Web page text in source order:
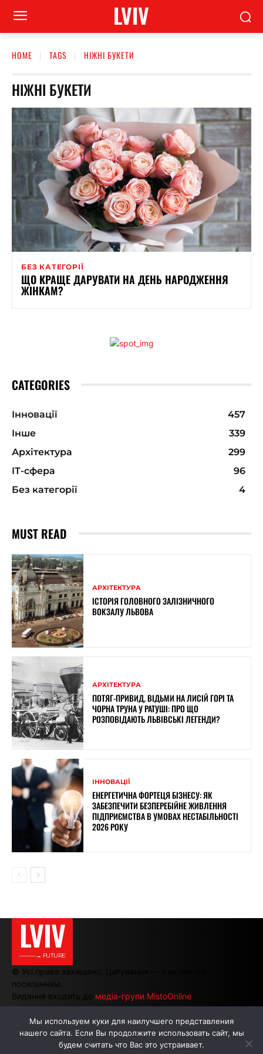
LVIV
HOME TAGS НІЖНІ БУКЕТИ
НІЖНІ БУКЕТИ
БЕЗ КАТЕГОРІЇ
ЩО КРАЩЕ ДАРУВАТИ НА ДЕНЬ НАРОДЖЕННЯ
ЖІНКАМ?
CATEGORIES
Інновації
457
Інше
339
Архітектура
299
ІТ-сфера
96
Без категорії
4
MUST READ
АРХІТЕКТУРА
ІСТОРІЯ ГОЛОВНОГО ЗАЛІЗНИЧНОГО
ВОКЗАЛУ ЛЬВОВА
АРХІТЕКТУРА
ПОТЯГ-ПРИВИД, ВІДЬМИ НА ЛИСІЙ ГОРІ ТА
ЧОРНА ТРУНА У РАТУШІ: ПРО ЩО
РОЗПОВІДАЮТЬ ЛЬВІВСЬКІ ЛЕГЕНДИ?
ІННОВАЦІЇ
ЕНЕРГЕТИЧНА ФОРТЕЦЯ БІЗНЕСУ: ЯК
ЗАБЕЗПЕЧИТИ БЕЗПЕРЕБІЙНЕ ЖИВЛЕННЯ
ПІДПРИЄМСТВА В УМОВАХ НЕСТАБІЛЬНОСТІ
2026 РОКУ
LVIV
———→ FUTURE
© Усі права захищено. Цитування — з активним
посиланням.
Видання входить до медіа-групи MistoOnline
АВТОРИ РЕКЛАМА НА САЙТІ
Мы используем куки для наилучшего представления
нашего сайта. Если Вы продолжите использовать сайт, мы
будем считать что Вас это устраивает.